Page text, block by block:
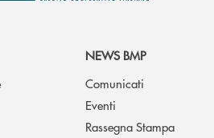
NEWS BMP
Comunicati
Eventi
Rassegna Stampa